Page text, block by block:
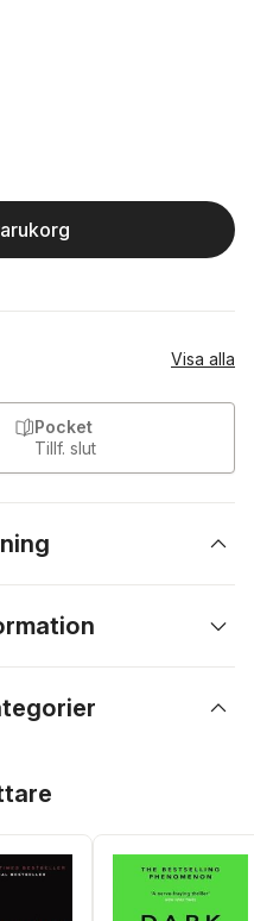
Visa alla
Pocket
Tillf. slut